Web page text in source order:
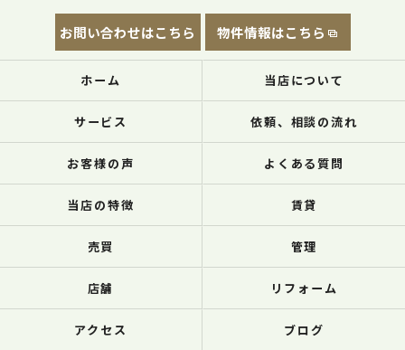
お問い合わせはこちら 物件情報はこちら
ホーム 当店について
サービス 依頼、相談の流れ
お客様の声 よくある質問
当店の特徴 賃貸
売買 管理
店舗 リフォーム
アクセス ブログ